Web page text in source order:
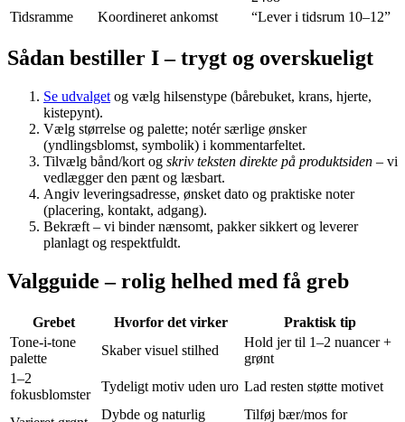
Tidsramme
Koordineret ankomst “Lever i tidsrum 10–12”
Sådan bestiller I – trygt og overskueligt
Se udvalget og vælg hilsenstype (bårebuket, krans, hjerte,
kistepynt).
Vælg størrelse og palette; notér særlige ønsker
(yndlingsblomst, symbolik) i kommentarfeltet.
Tilvælg bånd/kort og skriv teksten direkte på produktsiden – vi
vedlægger den pænt og læsbart.
Angiv leveringsadresse, ønsket dato og praktiske noter
(placering, kontakt, adgang).
Bekræft – vi binder nænsomt, pakker sikkert og leverer
planlagt og respektfuldt.
Valgguide – rolig helhed med få greb
Grebet Hvorfor det virker
Praktisk tip
Tone-i-tone
palette
Skaber visuel stilhed
Hold jer til 1–2 nuancer +
grønt
1–2
fokusblomster
Tydeligt motiv uden uro Lad resten støtte motivet
Dybde og naturlig
Tilføj bær/mos for